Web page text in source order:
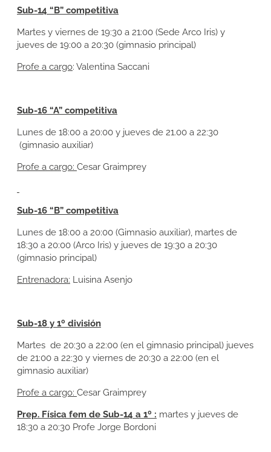
Sub-14 “B” competitiva
Martes y viernes de 19:30 a 21:00 (Sede Arco Iris) y
jueves de 19:00 a 20:30 (gimnasio principal)
Profe a cargo: Valentina Saccani
Sub-16 “A” competitiva
Lunes de 18:00 a 20:00 y jueves de 21.00 a 22:30
(gimnasio auxiliar)
Profe a cargo: Cesar Graimprey
Sub-16 “B” competitiva
Lunes de 18:00 a 20:00 (Gimnasio auxiliar), martes de
18:30 a 20:00 (Arco Iris) y jueves de 19:30 a 20:30
(gimnasio principal)
Entrenadora: Luisina Asenjo
Sub-18 y 1º división
Martes de 20:30 a 22:00 (en el gimnasio principal) jueves
de 21:00 a 22:30 y viernes de 20:30 a 22:00 (en el
gimnasio auxiliar)
Profe a cargo: Cesar Graimprey
Prep. Física fem de Sub-14 a 1º : martes y jueves de
18:30 a 20:30 Profe Jorge Bordoni